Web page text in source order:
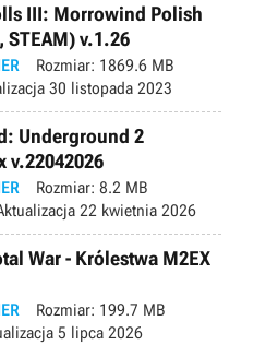
III: Morrowind Polish
STEAM) v.1.26
Rozmiar: 1869.6 MB
30 listopada 2023
Underground 2
v.22042026
Rozmiar: 8.2 MB
22 kwietnia 2026
War - Królestwa M2EX
Rozmiar: 199.7 MB
5 lipca 2026